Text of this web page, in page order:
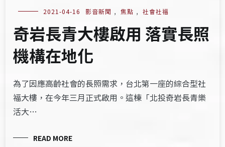
2021-04-16 影音新聞 , 焦點 , 社會社福
奇岩長青大樓啟用 落實長照
機構在地化
為了因應高齡社會的長照需求，台北第一座的綜合型社
福大樓，在今年三月正式啟用。這棟「北投奇岩長青樂
活大…
READ MORE